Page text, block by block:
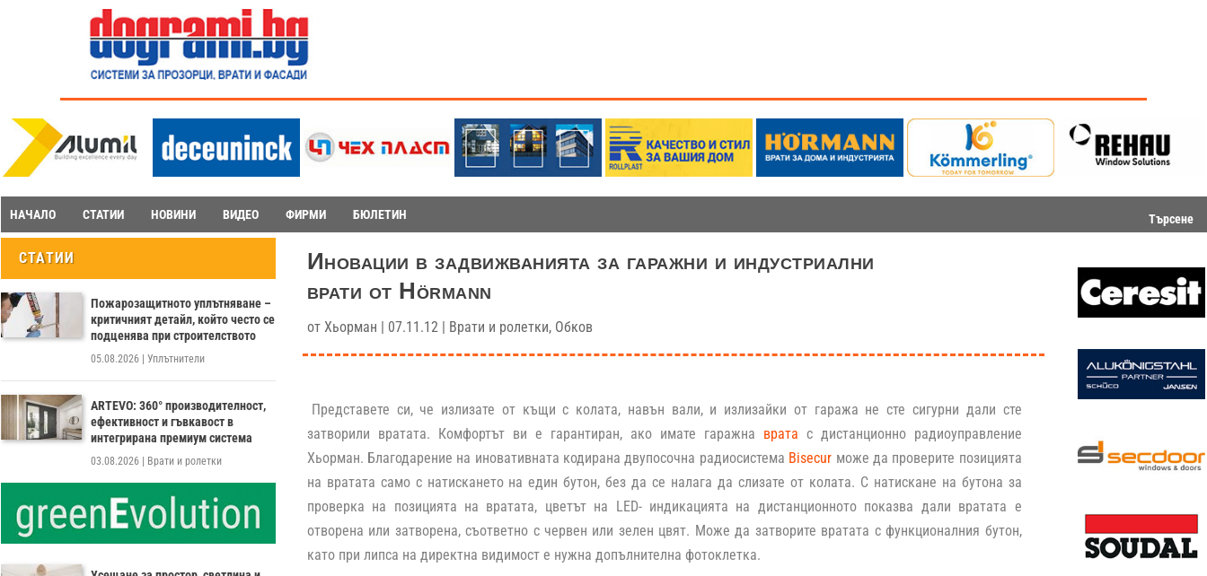
НАЧАЛО СТАТИИ НОВИНИ ВИДЕО ФИРМИ БЮЛЕТИН Търсене
СТАТИИ
Пожарозащитното уплътняване –
критичният детайл, който често се
подценява при строителството
05.08.2026 Уплътнители
ARTEVO: 360° производителност,
ефективност и гъвкавост в
интегрирана премиум система
03.08.2026 Врати и ролетки
Иновации в задвижванията за гаражни и индустриални
врати от Hörmann
от Хьорман | 07.11.12| Врати и ролетки, Обков
Представете си, че излизате от къщи с колата, навън вали, и излизайки от гаража не сте сигурни дали сте
затворили вратата. Комфортът ви е гарантиран, ако имате гаражна врата с дистанционно радиоуправление
Хьорман. Благодарение на иновативната кодирана двупосочна радиосистема Bisecur може да проверите позицията
на вратата само с натискането на един бутон, без да се налага да слизате от колата. С натискане на бутона за
проверка на позицията на вратата, цветът на LED- индикацията на дистанционното показва дали вратата е
отворена или затворена, съответно с червен или зелен цвят. Може да затворите вратата с функционалния бутон,
като при липса на директна видимост е нужна допълнителна фотоклетка.